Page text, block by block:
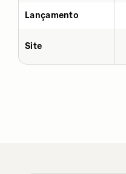
Lançamento
Site